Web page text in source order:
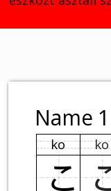
Name 1
ko ko
こ